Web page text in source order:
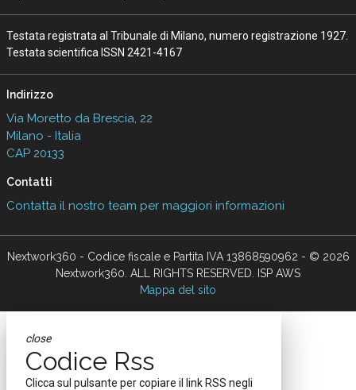
Testata registrata al Tribunale di Milano, numero registrazione 1927.
Testata scientifica ISSN 2421-4167
Indirizzo
Via Moretto da Brescia, 22
Milano - Italia
CAP 20133
Contatti
Contatta il nostro team per maggiori informazioni
Nextwork360 - Codice fiscale e Partita IVA 13868590962 - © 2026
Nextwork360. ALL RIGHTS RESERVED. ISP AWS
Mappa del sito
close
Codice Rss
Clicca sul pulsante per copiare il link RSS negli